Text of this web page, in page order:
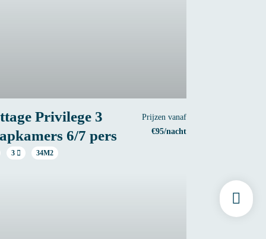
Privilege 3
6/7 pers
Prijzen vanaf
€95/nacht
3 34M2
